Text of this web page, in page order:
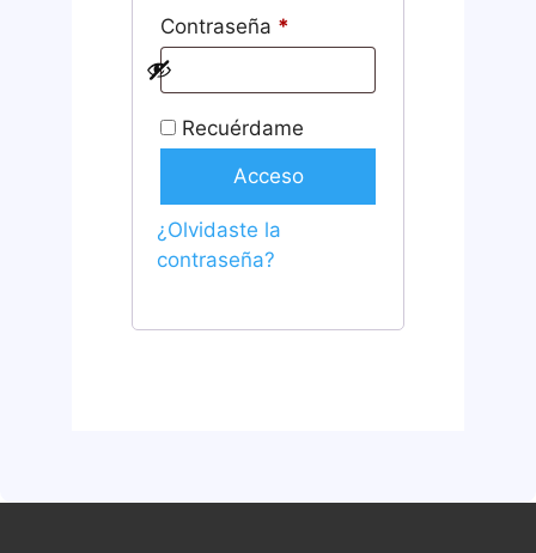
Contraseña *
Recuérdame
Acceso
¿Olvidaste la
contraseña?